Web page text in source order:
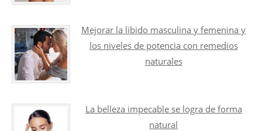
Mejorar la libido masculina y femenina y
los niveles de potencia con remedios
naturales
La belleza impecable se logra de forma
natural